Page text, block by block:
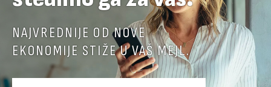
NAJVREDNIJE OD NOVE
EKONOMIJE STIŽE U VAŠ MEJL.